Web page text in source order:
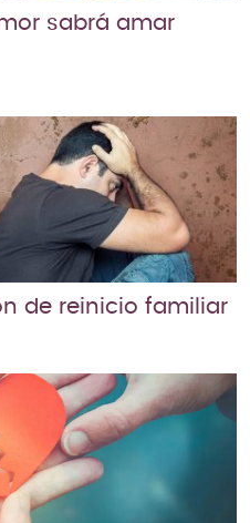
sabrá amar
de reinicio familiar